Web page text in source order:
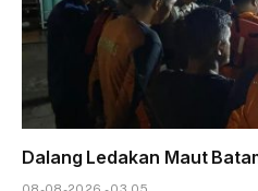
Dalang Ledakan Maut